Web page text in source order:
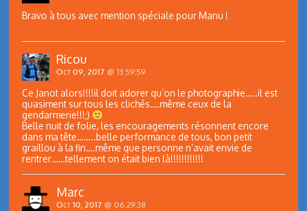
Bravo à tous avec mention spéciale pour Manu !
Ricou
Oct 09, 2017 @ 13:59:59
Ce Janot alors!!!!il doit adorer qu’on le photographie…..il est
quasiment sur tous les clichés….même ceux de la
gendarmerie!!!;)
Belle nuit de folie, les encouragements résonnent encore
dans ma tête……..belle performance de tous, bon petit
graillou à la fin….même que personne n’avait envie de
rentrer……tellement on était bien là!!!!!!!!!!!!
Marc
Oct 10, 2017 @ 06:29:38